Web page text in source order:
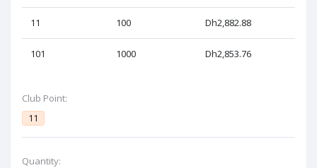
11 100 Dh2,882.88
101 1000 Dh2,853.76
Club Point:
11
Quantity: